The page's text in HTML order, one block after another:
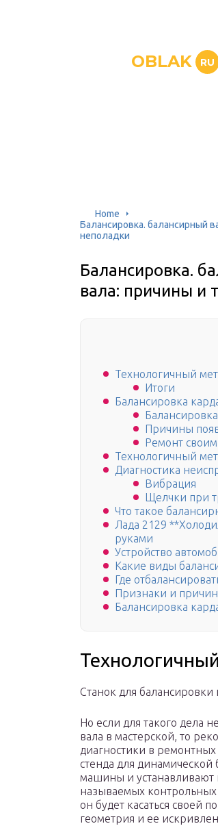
OBLAK RU
Home
Балансировка. балансирный
неполадки
Балансировка.
вала: причины и
Технологичный
Итоги
Балансировка
Причины
Ремонт
Технологичный
Диагностика
Вибрация
Щелчки при
Что такое
Лада 2129
руками
Устройство
Какие виды
Где
Признаки и
Балансировка
Станок для балансировки
Но если для такого дела
вала в мастерской, то
диагностики в
стенда для
машины и устанавливают
называемых
он будет касаться своей
геометрия и ее